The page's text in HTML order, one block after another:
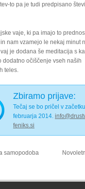
to pa je tudi predpisano
vaje, ki pa imajo to
nam vzamejo le nekaj minut
je dodana še meditacija s
dodatno očiščenje vseh naših
teles.
Zbiramo prijave:
Tečaj se bo pričel v začetku
februarja 2014.
feniks.si
samopodoba